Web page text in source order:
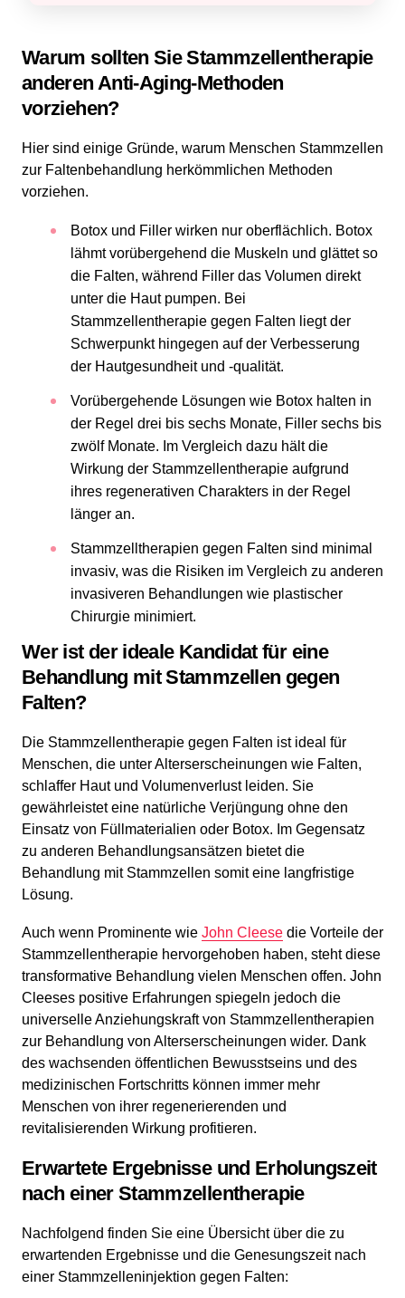
Warum sollten Sie Stammzellentherapie
anderen Anti-Aging-Methoden
vorziehen?
Hier sind einige Gründe, warum Menschen Stammzellen
zur Faltenbehandlung herkömmlichen Methoden
vorziehen.
Botox und Filler wirken nur oberflächlich. Botox
lähmt vorübergehend die Muskeln und glättet so
die Falten, während Filler das Volumen direkt
unter die Haut pumpen. Bei
Stammzellentherapie gegen Falten liegt der
Schwerpunkt hingegen auf der Verbesserung
der Hautgesundheit und -qualität.
Vorübergehende Lösungen wie Botox halten in
der Regel drei bis sechs Monate, Filler sechs bis
zwölf Monate. Im Vergleich dazu hält die
Wirkung der Stammzellentherapie aufgrund
ihres regenerativen Charakters in der Regel
länger an.
Stammzelltherapien gegen Falten sind minimal
invasiv, was die Risiken im Vergleich zu anderen
invasiveren Behandlungen wie plastischer
Chirurgie minimiert.
Wer ist der ideale Kandidat für eine
Behandlung mit Stammzellen gegen
Falten?
Die Stammzellentherapie gegen Falten ist ideal für
Menschen, die unter Alterserscheinungen wie Falten,
schlaffer Haut und Volumenverlust leiden. Sie
gewährleistet eine natürliche Verjüngung ohne den
Einsatz von Füllmaterialien oder Botox. Im Gegensatz
zu anderen Behandlungsansätzen bietet die
Behandlung mit Stammzellen somit eine langfristige
Lösung.
Auch wenn Prominente wie John Cleese die Vorteile der
Stammzellentherapie hervorgehoben haben, steht diese
transformative Behandlung vielen Menschen offen. John
Cleeses positive Erfahrungen spiegeln jedoch die
universelle Anziehungskraft von Stammzellentherapien
zur Behandlung von Alterserscheinungen wider. Dank
des wachsenden öffentlichen Bewusstseins und des
medizinischen Fortschritts können immer mehr
Menschen von ihrer regenerierenden und
revitalisierenden Wirkung profitieren.
Erwartete Ergebnisse und Erholungszeit
nach einer Stammzellentherapie
Nachfolgend finden Sie eine Übersicht über die zu
erwartenden Ergebnisse und die Genesungszeit nach
einer Stammzelleninjektion gegen Falten: